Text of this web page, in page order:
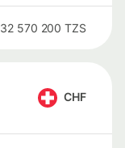
32 570 200 TZS
CHF